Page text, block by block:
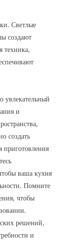
Светлые
создают
техника,
увлекательный
и
создать
приготовления
ваша кухня
Помните
чтобы
решений,
и